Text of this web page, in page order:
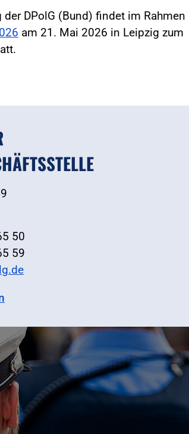
der DPolG (Bund) findet im Rahmen
am 21. Mai 2026 in Leipzig zum
50
59